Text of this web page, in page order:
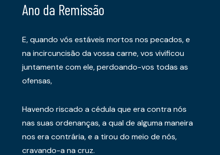
Ano da Remissão
E, quando vós estáveis mortos nos pecados, e
na incircuncisão da vossa carne, vos vivificou
juntamente com ele, perdoando-vos todas as
ofensas,
Havendo riscado a cédula que era contra nós
nas suas ordenanças, a qual de alguma maneira
nos era contrária, e a tirou do meio de nós,
cravando-a na cruz.